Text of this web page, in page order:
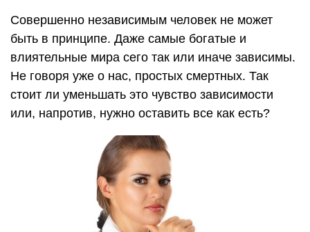
Совершенно независимым человек не может
быть в принципе. Даже самые богатые и
влиятельные мира сего так или иначе зависимы.
Не говоря уже о нас, простых смертных. Так
стоит ли уменьшать это чувство зависимости
или, напротив, нужно оставить все как есть?